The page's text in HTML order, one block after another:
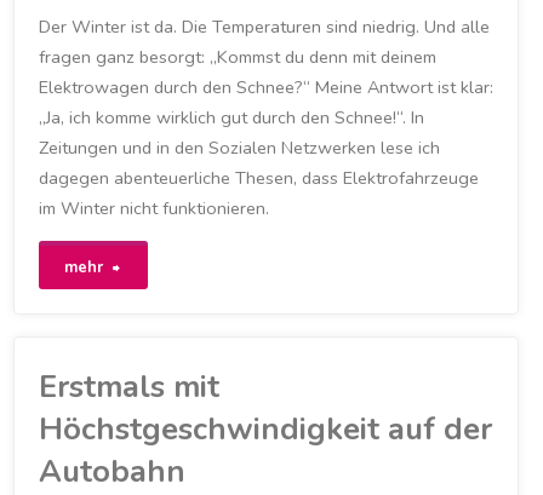
LEISTUNG/REICHWEITE
ZOE /WETTER/WINTER
12. FEBRUAR 2021
Der Winter ist da. Die Temperaturen sind niedrig. Und alle
fragen ganz besorgt: „Kommst du denn mit deinem
Elektrowagen durch den Schnee?“ Meine Antwort ist klar:
„Ja, ich komme wirklich gut durch den Schnee!“. In
Zeitungen und in den Sozialen Netzwerken lese ich
dagegen abenteuerliche Thesen, dass Elektrofahrzeuge
im Winter nicht funktionieren.
mehr
Erstmals mit
Höchstgeschwindigkeit auf der
Autobahn